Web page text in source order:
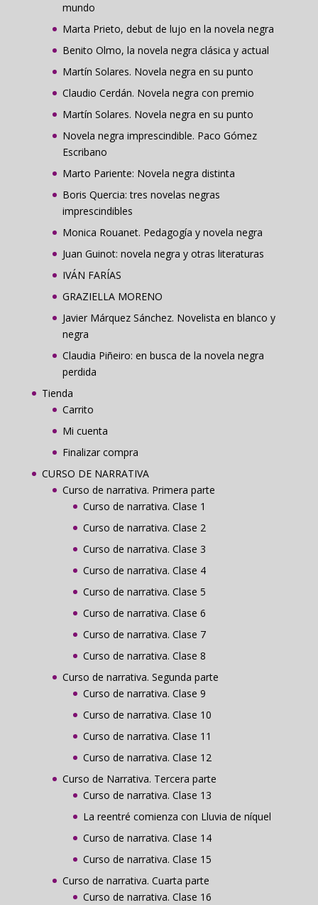
mundo
Marta Prieto, debut de lujo en la novela negra
Benito Olmo, la novela negra clásica y actual
Martín Solares. Novela negra en su punto
Claudio Cerdán. Novela negra con premio
Martín Solares. Novela negra en su punto
Novela negra imprescindible. Paco Gómez
Escribano
Marto Pariente: Novela negra distinta
Boris Quercia: tres novelas negras
imprescindibles
Monica Rouanet. Pedagogía y novela negra
Juan Guinot: novela negra y otras literaturas
IVÁN FARÍAS
GRAZIELLA MORENO
Javier Márquez Sánchez. Novelista en blanco y
negra
Claudia Piñeiro: en busca de la novela negra
perdida
Tienda
Carrito
Mi cuenta
Finalizar compra
CURSO DE NARRATIVA
Curso de narrativa. Primera parte
Curso de narrativa. Clase 1
Curso de narrativa. Clase 2
Curso de narrativa. Clase 3
Curso de narrativa. Clase 4
Curso de narrativa. Clase 5
Curso de narrativa. Clase 6
Curso de narrativa. Clase 7
Curso de narrativa. Clase 8
Curso de narrativa. Segunda parte
Curso de narrativa. Clase 9
Curso de narrativa. Clase 10
Curso de narrativa. Clase 11
Curso de narrativa. Clase 12
Curso de Narrativa. Tercera parte
Curso de narrativa. Clase 13
La reentré comienza con Lluvia de níquel
Curso de narrativa. Clase 14
Curso de narrativa. Clase 15
Curso de narrativa. Cuarta parte
Curso de narrativa. Clase 16